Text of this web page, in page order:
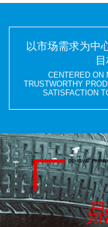
以市场需求为中
CENTERED ON
TRUSTWORTHY
SATISFACTION